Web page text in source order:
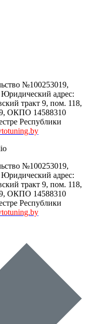
№100253019,
адрес:
тракт 9, пом. 118,
ОКПО 14588310
Республики
№100253019,
адрес:
тракт 9, пом. 118,
ОКПО 14588310
Республики